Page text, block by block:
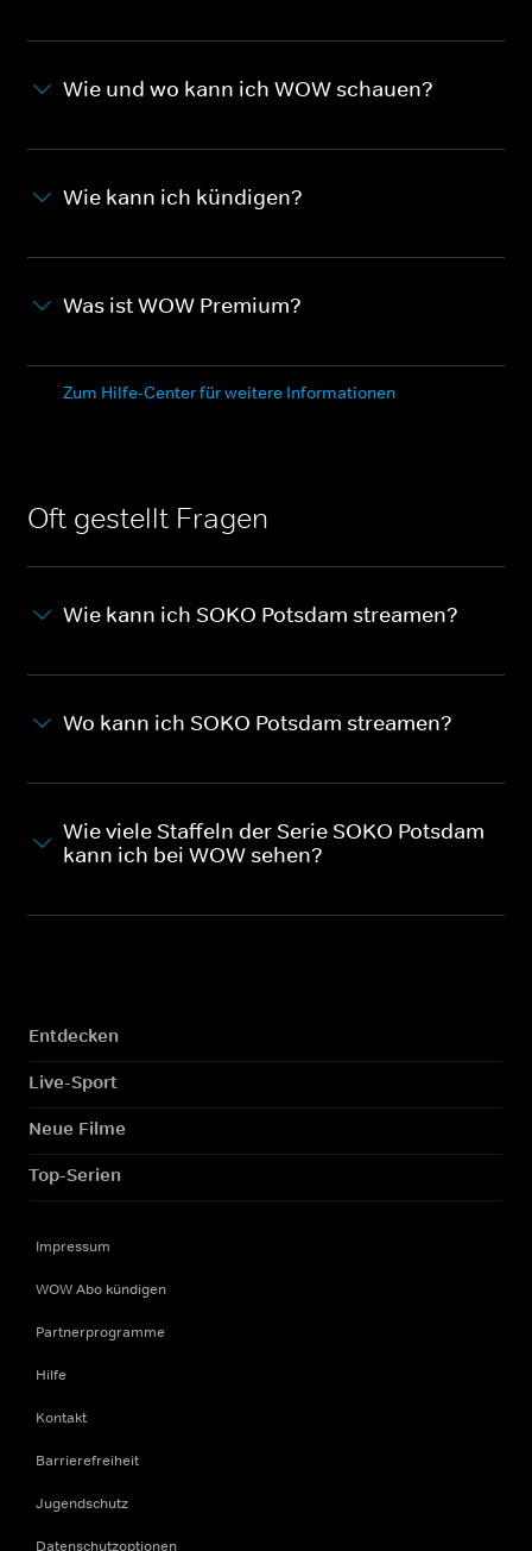
Wie und wo kann ich WOW schauen?
Wie kann ich kündigen?
Was ist WOW Premium?
Zum Hilfe-Center für weitere Informationen
Oft gestellt Fragen
Wie kann ich SOKO Potsdam streamen?
Wo kann ich SOKO Potsdam streamen?
Wie viele Staffeln der Serie SOKO Potsdam
kann ich bei WOW sehen?
Entdecken
Live-Sport
Neue Filme
Top-Serien
Impressum
WOW Abo kündigen
Partnerprogramme
Hilfe
Kontakt
Barrierefreiheit
Jugendschutz
Datenschutzoptionen